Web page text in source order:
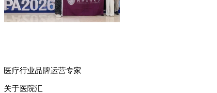
医疗行业品牌运营专家
关于医院汇